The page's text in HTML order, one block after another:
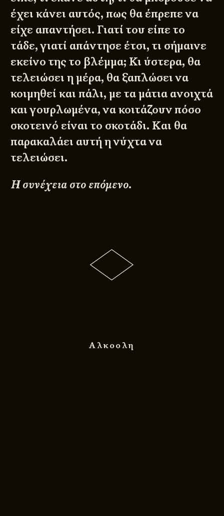
έχει κάνει αυτός, πως θα έπρεπε να
είχε απαντήσει. Γιατί του είπε το
τάδε, γιατί απάντησε έτσι, τι σήμαινε
εκείνο της το βλέμμα; Κι ύστερα, θα
τελειώσει η μέρα, θα ξαπλώσει να
κοιμηθεί και πάλι, με τα μάτια ανοιχτά
και γουρλωμένα, να κοιτάζουν πόσο
σκοτεινό είναι το σκοτάδι. Και θα
παρακαλάει αυτή η νύχτα να
τελειώσει.
Η συνέχεια στο επόμενο.
Αλκοολη